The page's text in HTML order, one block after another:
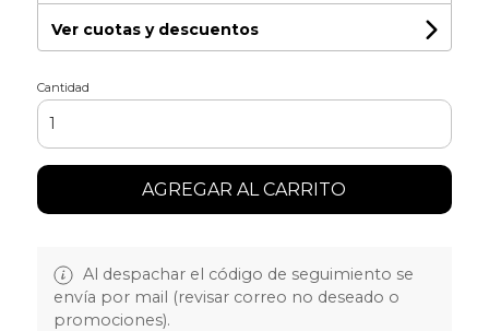
Ver cuotas y descuentos
Cantidad
AGREGAR AL CARRITO
Al despachar el código de seguimiento se
envía por mail (revisar correo no deseado o
promociones).